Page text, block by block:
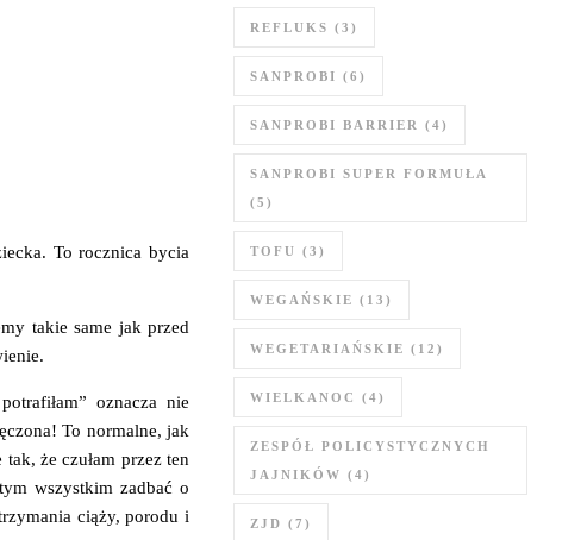
To rocznica bycia
takie same jak przed
oznacza nie
To normalne, jak
że czułam przez ten
wszystkim zadbać o
ciąży, porodu i
REFLUKS (3)
SANPROBI (6)
SANPROBI BARRIER (4)
SANPROBI SUPER FORMUŁA
(5)
TOFU (3)
WEGAŃSKIE (13)
WEGETARIAŃSKIE (12)
WIELKANOC (4)
ZESPÓŁ POLICYSTYCZNYCH
JAJNIKÓW (4)
ZJD (7)